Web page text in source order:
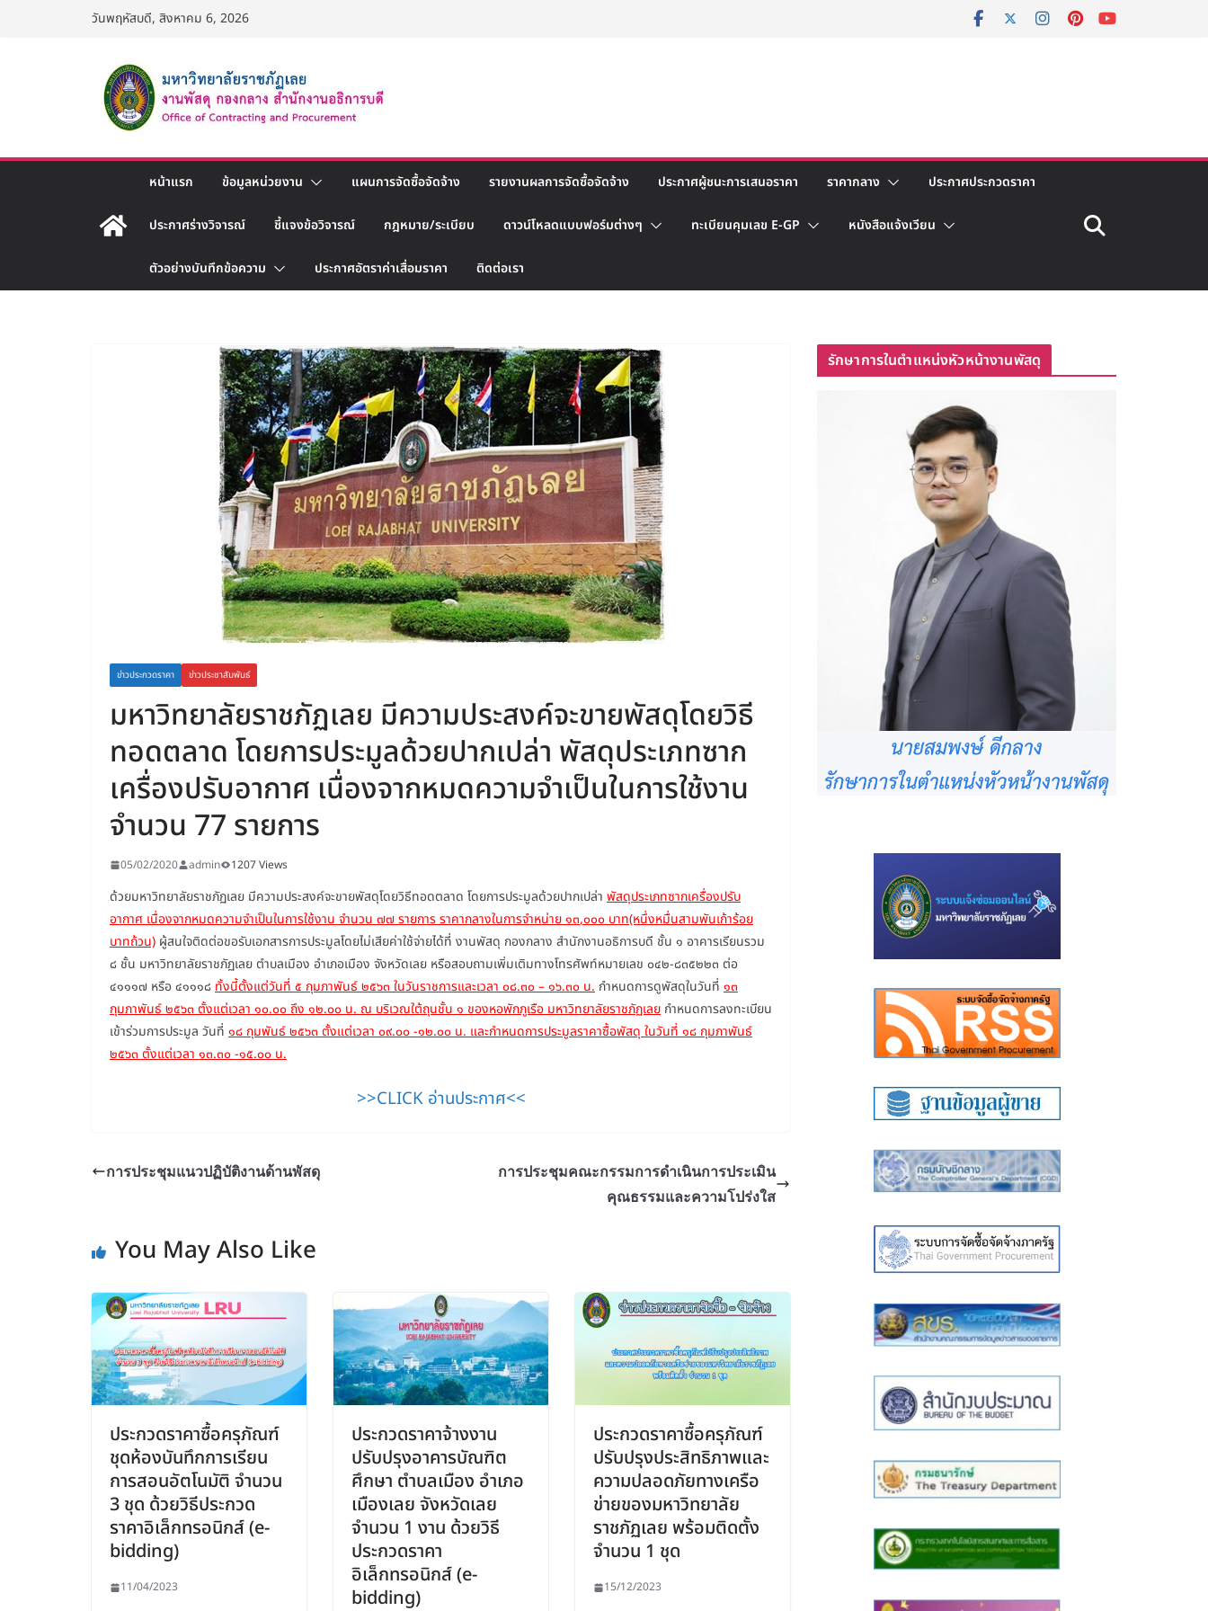
วันพฤหัสบดี, สิงหาคม 6, 2026
หน้าแรก ข้อมูลหน่วยงาน แผนการจัดซื้อจัดจ้าง รายงานผลการจัดซื้อจัดจ้าง ประกาศผู้ชนะการเสนอราคา ราคากลาง ประกาศประกวดราคา
ประกาศร่างวิจารณ์ ชี้แจงข้อวิจารณ์ กฎหมาย/ระเบียบ ดาวน์โหลดแบบฟอร์มต่างๆ ทะเบียนคุมเลข E-GP หนังสือแจ้งเวียน
ตัวอย่างบันทึกข้อความ ประกาศอัตราค่าเสื่อมราคา ติดต่อเรา
ข่าวประกวดราคา ข่าวประชาสัมพันธ์
มหาวิทยาลัยราชภัฏเลย มีความประสงค์จะขายพัสดุโดยวิธี
ทอดตลาด โดยการประมูลด้วยปากเปล่า พัสดุประเภทซาก
เครื่องปรับอากาศ เนื่องจากหมดความจำเป็นในการใช้งาน
จำนวน 77 รายการ
05/02/2020 admin 1207 Views
ด้วยมหาวิทยาลัยราชภัฏเลย มีความประสงค์จะขายพัสดุโดยวิธีทอดตลาด โดยการประมูลด้วยปากเปล่า พัสดุประเภทซากเครื่องปรับ
อากาศ เนื่องจากหมดความจำเป็นในการใช้งาน จำนวน ๗๗ รายการ ราคากลางในการจำหน่าย ๑๓,๐๐๐ บาท(หนึ่งหมื่นสามพันเก้าร้อย
บาทถ้วน) ผู้สนใจติดต่อขอรับเอกสารการประมูลโดยไม่เสียค่าใช้จ่ายได้ที่ งานพัสดุ กองกลาง สำนักงานอธิการบดี ชั้น ๑ อาคารเรียนรวม
๘ ชั้น มหาวิทยาลัยราชภัฏเลย ตำบลเมือง อำเภอเมือง จังหวัดเลย หรือสอบถามเพิ่มเติมทางโทรศัพท์หมายเลข ๐๔๒-๘๓๕๒๒๓ ต่อ
๔๑๑๑๗ หรือ ๔๑๑๑๘ ทั้งนี้ตั้งแต่วันที่ ๕ กุมภาพันธ์ ๒๕๖๓ ในวันราชการและเวลา ๐๘.๓๐ – ๑๖.๓๐ น. กำหนดการดูพัสดุในวันที่ ๑๓
กุมภาพันธ์ ๒๕๖๓ ตั้งแต่เวลา ๑๐.๐๐ ถึง ๑๒.๐๐ น. ณ บริเวณใต้ถุนชั้น ๑ ของหอพักภูเรือ มหาวิทยาลัยราชภัฏเลย กำหนดการลงทะเบียน
เข้าร่วมการประมูล วันที่ ๑๘ กุมพันธ์ ๒๕๖๓ ตั้งแต่เวลา ๐๙.๐๐ -๑๒.๐๐ น. และกำหนดการประมูลราคาซื้อพัสดุ ในวันที่ ๑๘ กุมภาพันธ์
๒๕๖๓ ตั้งแต่เวลา ๑๓.๓๐ -๑๕.๐๐ น.
>>CLICK อ่านประกาศ<<
การประชุมแนวปฏิบัติงานด้านพัสดุ
การประชุมคณะกรรมการดำเนินการประเมิน
คุณธรรมและความโปร่งใส
You May Also Like
ประกวดราคาซื้อครุภัณฑ์
ชุดห้องบันทึกการเรียน
การสอนอัตโนมัติ จำนวน
3 ชุด ด้วยวิธีประกวด
ราคาอิเล็กทรอนิกส์ (e-
bidding)
11/04/2023
ประกวดราคาจ้างงาน
ปรับปรุงอาคารบัณฑิต
ศึกษา ตำบลเมือง อำเภอ
เมืองเลย จังหวัดเลย
จำนวน 1 งาน ด้วยวิธี
ประกวดราคา
อิเล็กทรอนิกส์ (e-
bidding)
ประกวดราคาซื้อครุภัณฑ์
ปรับปรุงประสิทธิภาพและ
ความปลอดภัยทางเครือ
ข่ายของมหาวิทยาลัย
ราชภัฏเลย พร้อมติดตั้ง
จำนวน 1 ชุด
15/12/2023
รักษาการในตำแหน่งหัวหน้างานพัสดุ